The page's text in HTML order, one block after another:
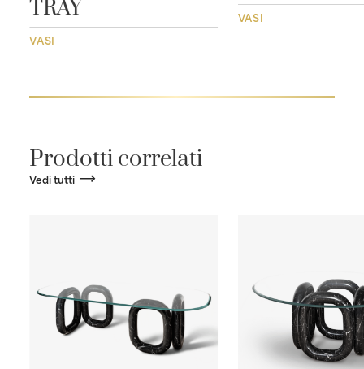
TRAY
VASI
VASI
Prodotti correlati
Vedi tutti